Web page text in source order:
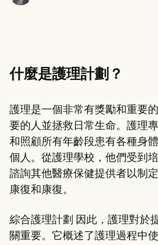
Resources
模板
ICD 代碼
超級票據模板
肥皂筆記範本
治療計劃範本
Informed Consent Form
Social Work Treatment Plans
DAR Note Template
Patient Visit Summary Template
Help Center
Demos
Webinars
Switch to Carepatron
什麼是護理計劃？
護理是一個非常有獎勵和重要
要的人並拯救日常生命。護理
和照顧所有年齡段患有各種身
個人。從護理學校，他們受到
諮詢其他醫療保健提供者以制
康復和康復。
綜合護理計劃 因此，護理對於
關重要。它概述了護理過程中